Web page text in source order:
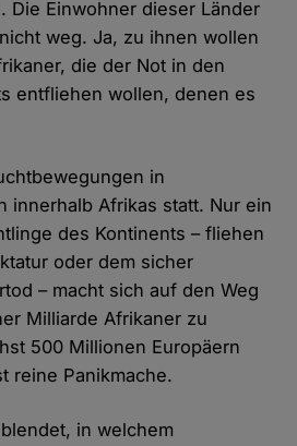
Die Einwohner dieser Länder
weg. Ja, zu ihnen wollen
die der Not in den
entfliehen wollen, denen es
in
innerhalb Afrikas statt. Nur ein
des Kontinents – fliehen
oder dem sicher
– macht sich auf den Weg
Milliarde Afrikaner zu
500 Millionen Europäern
reine Panikmache.
in welchem